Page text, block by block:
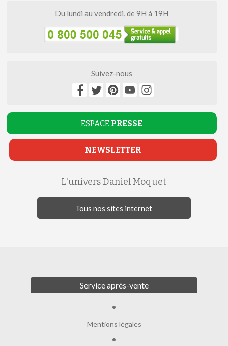
Du lundi au vendredi, de 9H à 19H
Suivez-nous
ESPACE PRESSE
NEWSLETTER
L'univers Daniel Moquet
Tous nos sites internet
Service après-vente
Mentions légales